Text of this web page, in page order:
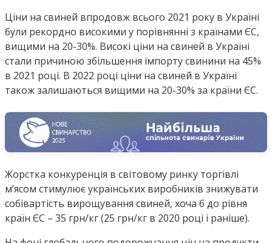
Ціни на свиней впродовж всього 2021 року в Україні
були рекордно високими у порівнянні з країнами ЄС,
вищими на 20-30%. Високі ціни на свиней в Україні
стали причиною збільшення імпорту свинини на 45%
в 2021 році. В 2022 році ціни на свиней в Україні
також залишаються вищими на 20-30% за країни ЄС.
Жорстка конкуренція в світовому ринку торгівлі
мʼясом стимулює українських виробників знижувати
собівартість вирощування свиней, хоча б до рівня
країн ЄС – 35 грн/кг (25 грн/кг в 2020 році і раніше).